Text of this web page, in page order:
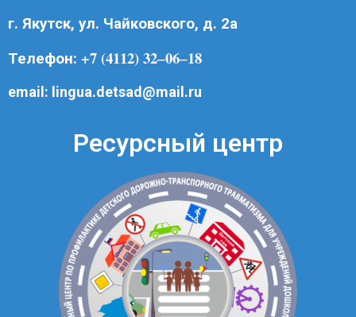
г. Якутск, ул. Чайковского, д. 2а
Телефон: +7 (4112) 32‒06‒18
email: lingua.detsad@mail.ru
Ресурсный центр